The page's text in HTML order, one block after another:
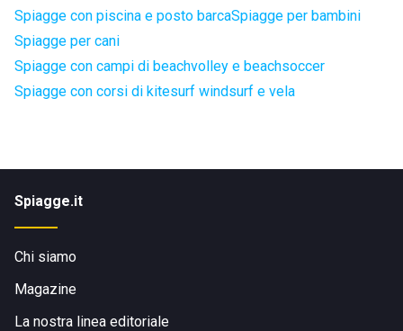
Spiagge con piscina e posto barcaSpiagge per bambini
Spiagge per cani
Spiagge con campi di beachvolley e beachsoccer
Spiagge con corsi di kitesurf windsurf e vela
Spiagge.it
Chi siamo
Magazine
La nostra linea editoriale